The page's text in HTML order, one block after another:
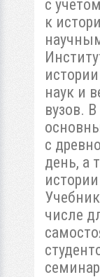
с
к
наук и
вузов.
с
день, а
числе